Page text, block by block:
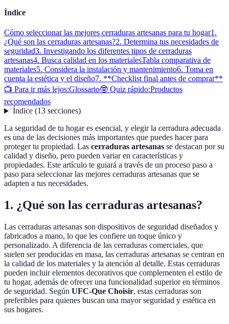
Índice
Cómo seleccionar las mejores cerraduras artesanas para tu hogar1.
¿Qué son las cerraduras artesanas?2. Determina tus necesidades de
seguridad3. Investigando los diferentes tipos de cerraduras
artesanas4. Busca calidad en los materialesTabla comparativa de
materiales5. Considera la instalación y mantenimiento6. Toma en
cuenta la estética y el diseño7. **Checklist final antes de comprar**
📺 Para ir más lejos:Glossario🤓 Quiz rápido:Productos
recomendados
Índice(13 secciones)
La seguridad de tu hogar es esencial, y elegir la cerradura adecuada
es una de las decisiones más importantes que puedes hacer para
proteger tu propiedad. Las cerraduras artesanas se destacan por su
calidad y diseño, pero pueden variar en características y
propiedades. Este artículo te guiará a través de un proceso paso a
paso para seleccionar las mejores cerraduras artesanas que se
adapten a tus necesidades.
1. ¿Qué son las cerraduras artesanas?
Las cerraduras artesanas son dispositivos de seguridad diseñados y
fabricados a mano, lo que les confiere un toque único y
personalizado. A diferencia de las cerraduras comerciales, que
suelen ser producidas en masa, las cerraduras artesanas se centran en
la calidad de los materiales y la atención al detalle. Estas cerraduras
pueden incluir elementos decorativos que complementen el estilo de
tu hogar, además de ofrecer una funcionalidad superior en términos
de seguridad. Según UFC-Que Choisir, estas cerraduras son
preferibles para quienes buscan una mayor seguridad y estética en
sus hogares.